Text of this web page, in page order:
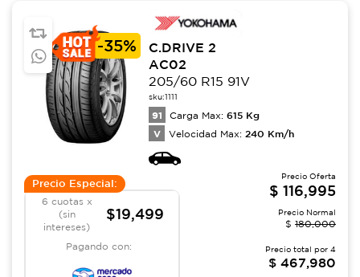
-35%
C.DRIVE 2
AC02
205/60 R15 91V
sku:1111
91 Carga Max: 615 Kg
V Velocidad Max: 240 Km/h
Precio Especial:
6 cuotas x
(sin
intereses)
$19,499
Pagando con:
Precio Oferta
$ 116,995
Precio Normal
$ 180,000
Precio total por 4
$ 467,980